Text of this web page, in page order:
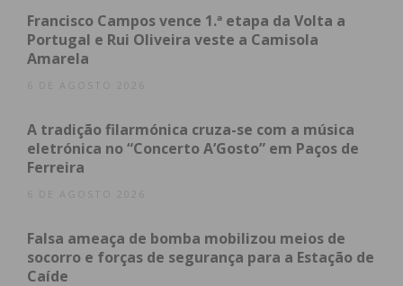
Primeiro num lance invalidado por fora de jogo,
após canto de Cardoso, e depois numa grande
ocasião desperdiçada por Vitinha, que obrigou o
guarda-redes visitante a uma defesa de elevado
Ao intervalo mantinha-se o nulo, mas a segunda
parte trouxe um Freamunde completamente
agressiva e muito mais confortável na circulação de
bola.
Francisco Campos vence 1.ª etapa da Volta a
Portugal e Rui Oliveira veste a Camisola
Amarela
6 DE AGOSTO 2026
A tradição filarmónica cruza-se com a música
eletrónica no “Concerto A’Gosto” em Paços de
Ferreira
6 DE AGOSTO 2026
Falsa ameaça de bomba mobilizou meios de
socorro e forças de segurança para a Estação de
Caíde